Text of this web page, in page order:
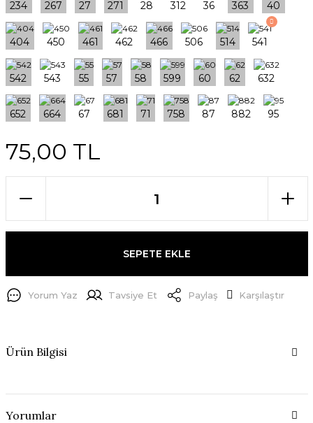
75,00 TL
SEPETE EKLE
Yorum Yaz Tavsiye Et Paylaş Karşılaştır
Ürün Bilgisi
Yorumlar